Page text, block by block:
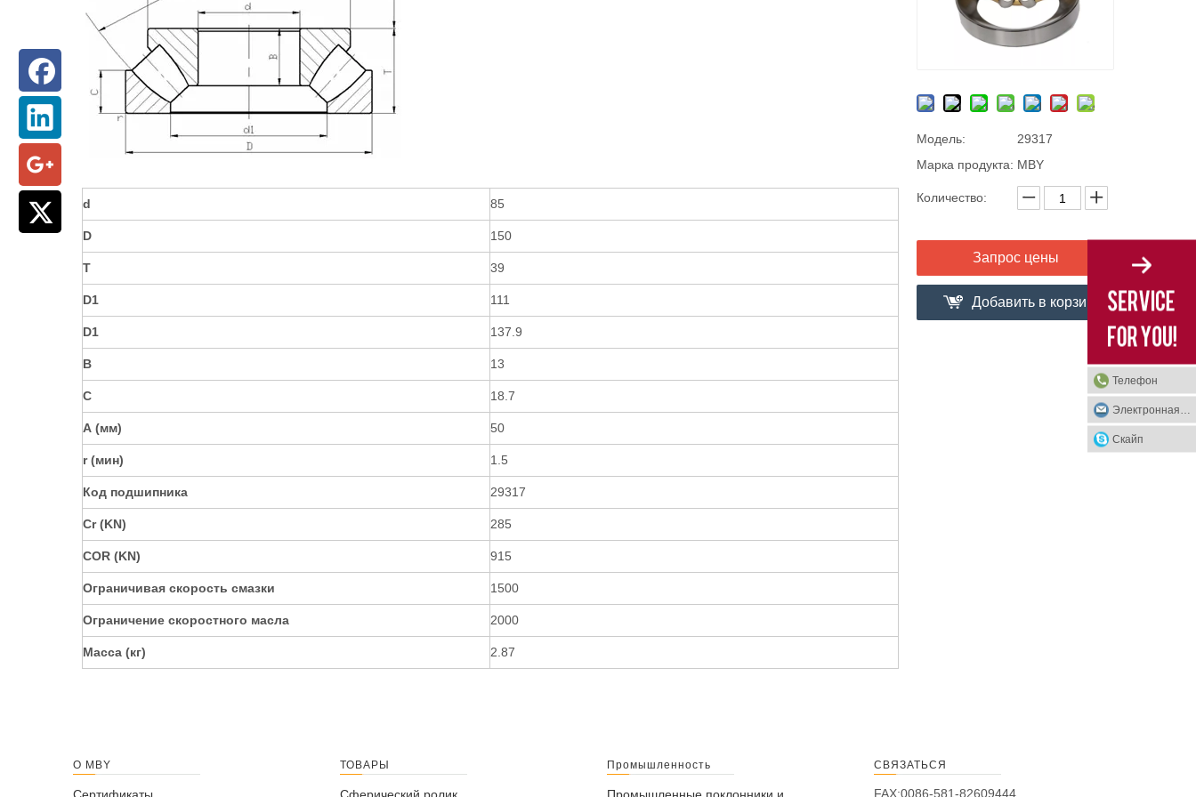
Модель:
29317
Марка продукта: MBY
Количество:
Запрос цены
Добавить в корзи
d 85
D 150
T 39
D1 111
D1 137.9
B 13
C 18.7
А (мм) 50
r (мин) 1.5
Код подшипника 29317
Cr (KN) 285
COR (KN) 915
Ограничивая скорость смазки 1500
Ограничение скоростного масла 2000
Масса (кг) 2.87
О MBY ТОВАРЫ Промышленность СВЯЗАТЬСЯ
FAX:0086-581-82609444
Телефон
Скайп